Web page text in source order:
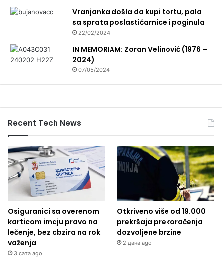
Vranjanka došla da kupi tortu, pala
sa sprata poslastičarnice i poginula
22/02/2024
IN MEMORIAM: Zoran Velinović (1976 –
2024)
07/05/2024
Recent Tech News
Osiguranici sa overenom
karticom imaju pravo na
lečenje, bez obzira na rok
važenja
3 сата ago
Otkriveno više od 19.000
prekršaja prekoračenja
dozvoljene brzine
2 дана ago